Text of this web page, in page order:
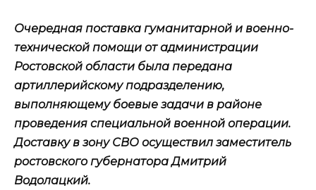
Очередная поставка гуманитарной и военно-
технической помощи от администрации
Ростовской области была передана
артиллерийскому подразделению,
выполняющему боевые задачи в районе
проведения специальной военной операции.
Доставку в зону СВО осуществил заместитель
ростовского губернатора Дмитрий
Водолацкий.